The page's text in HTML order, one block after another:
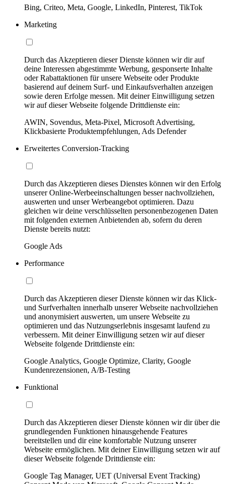
Bing, Criteo, Meta, Google, LinkedIn, Pinterest, TikTok
Marketing
Durch das Akzeptieren dieser Dienste können wir dir auf
deine Interessen abgestimmte Werbung, gesponserte Inhalte
oder Rabattaktionen für unsere Webseite oder Produkte
basierend auf deinem Surf- und Einkaufsverhalten anzeigen
sowie deren Erfolge messen. Mit deiner Einwilligung setzen
wir auf dieser Webseite folgende Drittdienste ein:
AWIN, Sovendus, Meta-Pixel, Microsoft Advertising,
Klickbasierte Produktempfehlungen, Ads Defender
Erweitertes Conversion-Tracking
Durch das Akzeptieren dieses Dienstes können wir den Erfolg
unserer Online-Werbeeinschaltungen besser nachvollziehen,
auswerten und unser Werbeangebot optimieren. Dazu
gleichen wir deine verschlüsselten personenbezogenen Daten
mit folgenden externen Anbietenden ab, sofern du deren
Dienste bereits nutzt:
Google Ads
Performance
Durch das Akzeptieren dieser Dienste können wir das Klick-
und Surfverhalten innerhalb unserer Webseite nachvollziehen
und anonymisiert auswerten, um unsere Webseite zu
optimieren und das Nutzungserlebnis insgesamt laufend zu
verbessern. Mit deiner Einwilligung setzen wir auf dieser
Webseite folgende Drittdienste ein:
Google Analytics, Google Optimize, Clarity, Google
Kundenrezensionen, A/B-Testing
Funktional
Durch das Akzeptieren dieser Dienste können wir dir über die
grundlegenden Funktionen hinausgehende Features
bereitstellen und dir eine komfortable Nutzung unserer
Webseite ermöglichen. Mit deiner Einwilligung setzen wir auf
dieser Webseite folgende Drittdienste ein:
Google Tag Manager, UET (Universal Event Tracking)